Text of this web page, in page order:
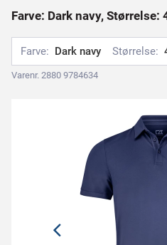
Farve: Dark navy, Størrelse:
Farve: Dark navy Størrelse:
Varenr. 2880 9784634